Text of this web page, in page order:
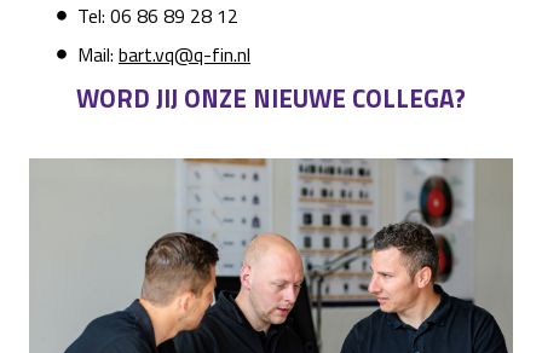
Tel: 06 86 89 28 12
Mail: bart.vq@q-fin.nl
WORD JIJ ONZE NIEUWE COLLEGA?